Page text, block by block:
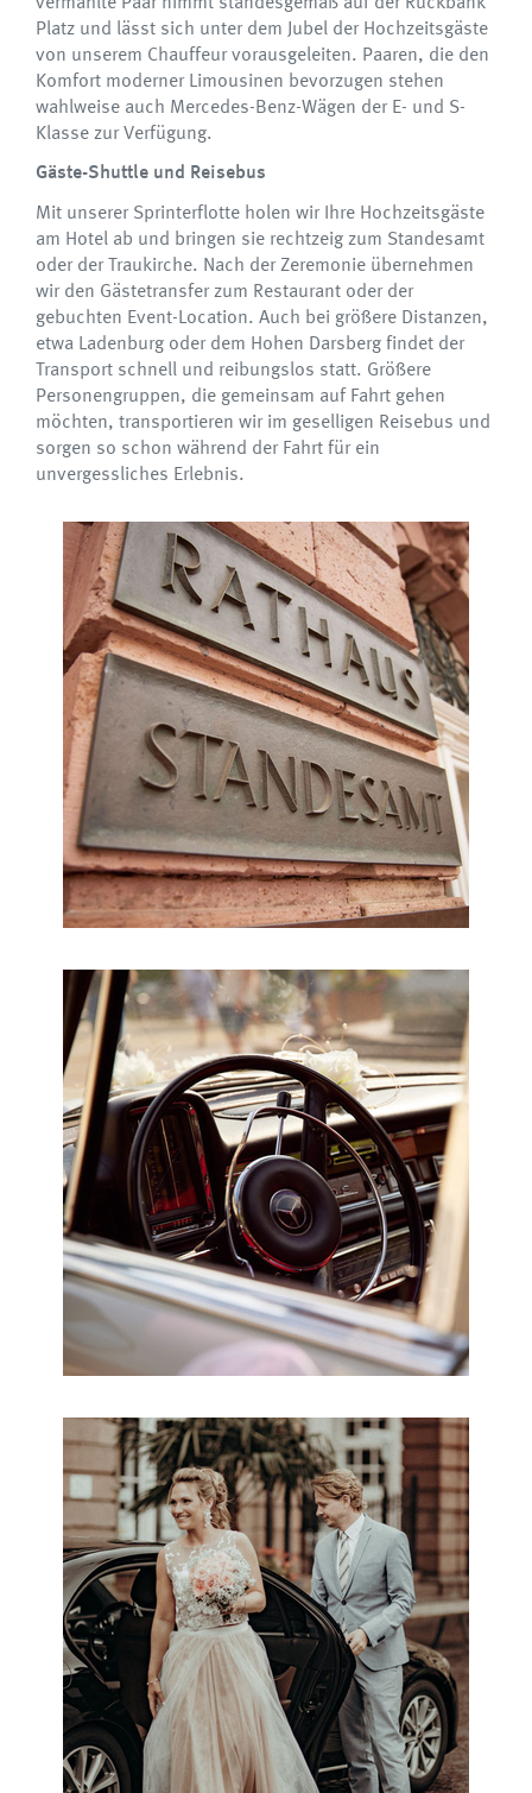
Platz und lässt sich unter dem Jubel der Hochzeitsgäste
von unserem Chauffeur vorausgeleiten. Paaren, die den
Komfort moderner Limousinen bevorzugen stehen
wahlweise auch Mercedes-Benz-Wägen der E- und S-
Klasse zur Verfügung.
Gäste-Shuttle und Reisebus
Mit unserer Sprinterflotte holen wir Ihre Hochzeitsgäste
am Hotel ab und bringen sie rechtzeig zum Standesamt
oder der Traukirche. Nach der Zeremonie übernehmen
wir den Gästetransfer zum Restaurant oder der
gebuchten Event-Location. Auch bei größere Distanzen,
etwa Ladenburg oder dem Hohen Darsberg findet der
Transport schnell und reibungslos statt. Größere
Personengruppen, die gemeinsam auf Fahrt gehen
möchten, transportieren wir im geselligen Reisebus und
sorgen so schon während der Fahrt für ein
unvergessliches Erlebnis.